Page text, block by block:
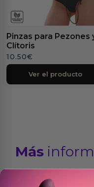
Pinzas para Pezones
Clítoris
10.50€
Ver el producto
Más
Hay un instante